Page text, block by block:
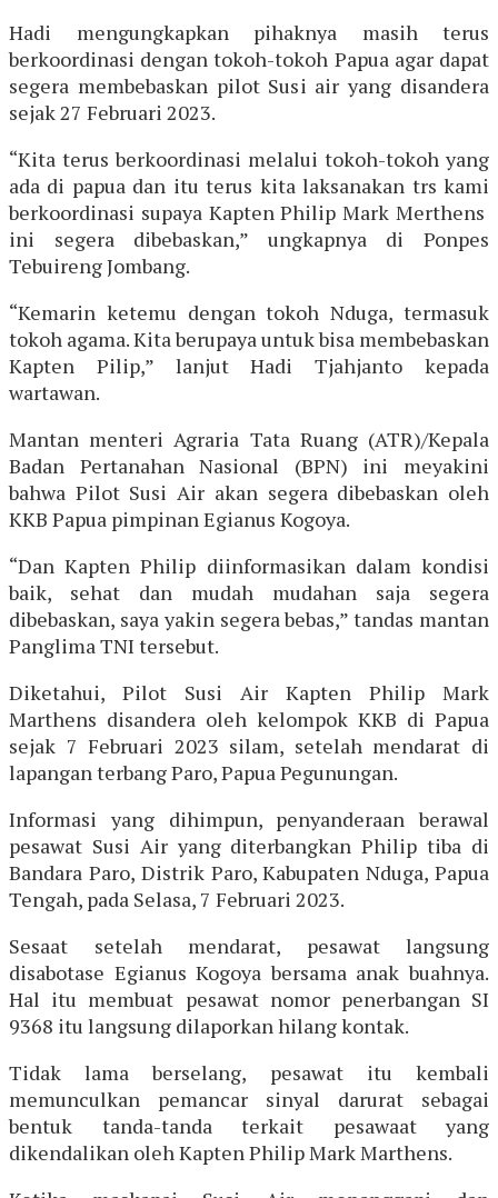
Hadi mengungkapkan pihaknya masih terus
berkoordinasi dengan tokoh-tokoh Papua agar dapat
segera membebaskan pilot Susi air yang disandera
sejak 27 Februari 2023.
“Kita terus berkoordinasi melalui tokoh-tokoh yang
ada di papua dan itu terus kita laksanakan trs kami
berkoordinasi supaya Kapten Philip Mark Merthens
ini segera dibebaskan,” ungkapnya di Ponpes
Tebuireng Jombang.
“Kemarin ketemu dengan tokoh Nduga, termasuk
tokoh agama. Kita berupaya untuk bisa membebaskan
Kapten Pilip,” lanjut Hadi Tjahjanto kepada
wartawan.
Mantan menteri Agraria Tata Ruang (ATR)/Kepala
Badan Pertanahan Nasional (BPN) ini meyakini
bahwa Pilot Susi Air akan segera dibebaskan oleh
KKB Papua pimpinan Egianus Kogoya.
“Dan Kapten Philip diinformasikan dalam kondisi
baik, sehat dan mudah mudahan saja segera
dibebaskan, saya yakin segera bebas,” tandas mantan
Panglima TNI tersebut.
Diketahui, Pilot Susi Air Kapten Philip Mark
Marthens disandera oleh kelompok KKB di Papua
sejak 7 Februari 2023 silam, setelah mendarat di
lapangan terbang Paro, Papua Pegunungan.
Informasi yang dihimpun, penyanderaan berawal
pesawat Susi Air yang diterbangkan Philip tiba di
Bandara Paro, Distrik Paro, Kabupaten Nduga, Papua
Tengah, pada Selasa, 7 Februari 2023.
Sesaat setelah mendarat, pesawat langsung
disabotase Egianus Kogoya bersama anak buahnya.
Hal itu membuat pesawat nomor penerbangan SI
9368 itu langsung dilaporkan hilang kontak.
Tidak lama berselang, pesawat itu kembali
memunculkan pemancar sinyal darurat sebagai
bentuk tanda-tanda terkait pesawaat yang
dikendalikan oleh Kapten Philip Mark Marthens.